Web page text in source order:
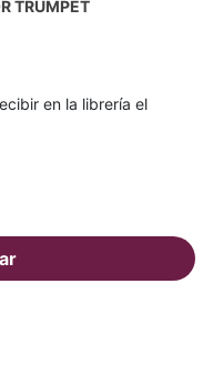
TRUMPET
en la librería el